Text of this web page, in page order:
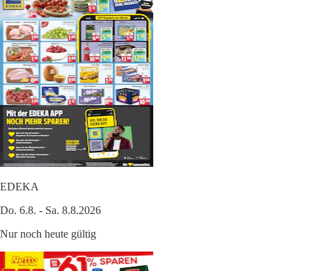
EDEKA
Do. 6.8. - Sa. 8.8.2026
Nur noch heute gültig